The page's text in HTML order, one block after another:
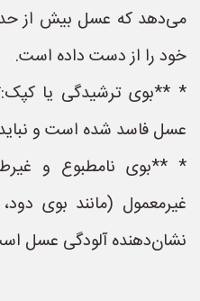
می‌دهد که عسل بیش از
خود را از دست داده است.
* **بوی ترشیدگی یا
عسل فاسد شده است و
* **بوی نامطبوع و
غیرمعمول (مانند بوی
نشان‌دهنده آلودگی عسل